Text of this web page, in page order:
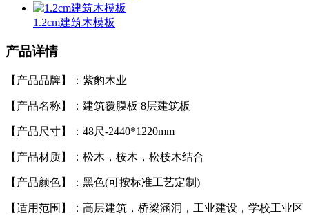
1.2cm建筑木模板
产品详情
【产品品牌】：紫豹木业
【产品名称】：建筑覆膜板 8层建筑板
【产品尺寸】：48尺-2440*1220mm
【产品材质】：松木，桉木，松桉木结合
【产品颜色】：黑色(可按标准工艺定制)
【适用范围】：高层建筑，桥梁涵洞，工业建设，学校工业区